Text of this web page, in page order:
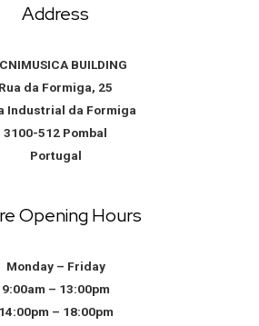
Address
BUILDING
Rua da Formiga, 25
Industrial da Formiga
3100-512 Pombal
Portugal
Opening Hours
Monday – Friday
9:00am – 13:00pm
14:00pm – 18:00pm